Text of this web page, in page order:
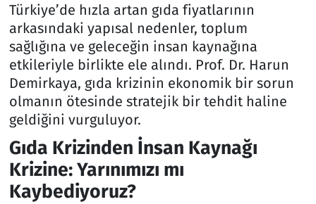
Türkiye’de hızla artan gıda fiyatlarının
arkasındaki yapısal nedenler, toplum
sağlığına ve geleceğin insan kaynağına
etkileriyle birlikte ele alındı. Prof. Dr. Harun
Demirkaya, gıda krizinin ekonomik bir sorun
olmanın ötesinde stratejik bir tehdit haline
geldiğini vurguluyor.
Gıda Krizinden İnsan Kaynağı
Krizine: Yarınımızı mı
Kaybediyoruz?